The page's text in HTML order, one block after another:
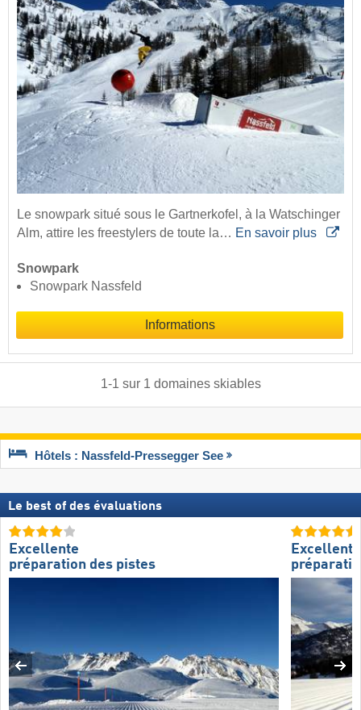
Le snowpark situé sous le Gartnerkofel, à la Watschinger
Alm, attire les freestylers de toute la… En savoir plus
Snowpark
Snowpark Nassfeld
Informations
1-1 sur 1 domaines skiables
Hôtels : Nassfeld-Pressegger See
Le best of des évaluations
Excellente
préparation des pistes
Excellente